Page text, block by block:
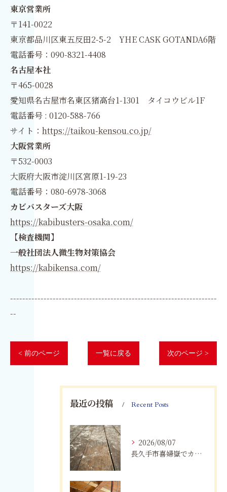
東京営業所
〒141-0022
東京都品川区東五反田2-5-2 YHE CASK GOTANDA6階
電話番号：090-8321-4408
名古屋本社
〒465-0028
愛知県名古屋市名東区猪高台1-1301 タイコウビル1F
電話番号 : 0120-588-766
サイト： https://taikou-kensou.co.jp/
大阪営業所
〒532-0003
大阪府大阪市淀川区宮原1-19-23
電話番号：080-6978-3068
カビバスターズ大阪
https://kabibusters-osaka.com/
【検査機関】
一般社団法人微生物対策協会
https://kabikensa.com/
--------------------------------------------------------------------
--
< 前のページ 一覧に戻る 次のページ >
最近の投稿 Recent Posts
2026/08/07
長久手市喜婦嶽でカビに悩んだら｜住宅の湿気対策とプロによる解決方法